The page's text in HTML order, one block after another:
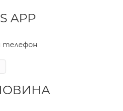
APP
телефон